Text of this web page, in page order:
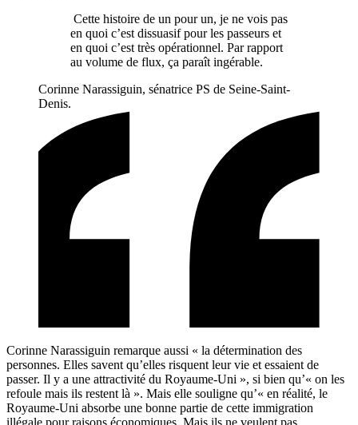
Cette histoire de un pour un, je ne vois pas
en quoi c’est dissuasif pour les passeurs et
en quoi c’est très opérationnel. Par rapport
au volume de flux, ça paraît ingérable.
Corinne Narassiguin, sénatrice PS de Seine-Saint-
Denis.
Corinne Narassiguin remarque aussi « la détermination des
personnes. Elles savent qu’elles risquent leur vie et essaient de
passer. Il y a une attractivité du Royaume-Uni », si bien qu’« on les
refoule mais ils restent là ». Mais elle souligne qu’« en réalité, le
Royaume-Uni absorbe une bonne partie de cette immigration